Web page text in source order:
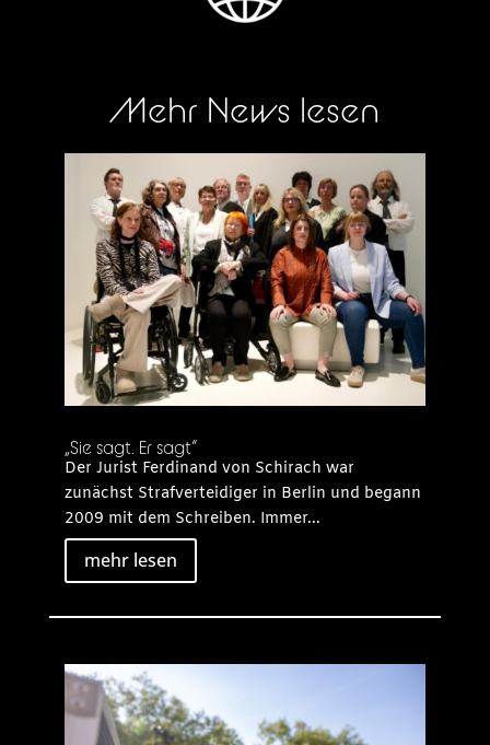
Mehr News lesen
„Sie sagt. Er sagt“
Der Jurist Ferdinand von Schirach war
zunächst Strafverteidiger in Berlin und begann
2009 mit dem Schreiben. Immer...
mehr lesen